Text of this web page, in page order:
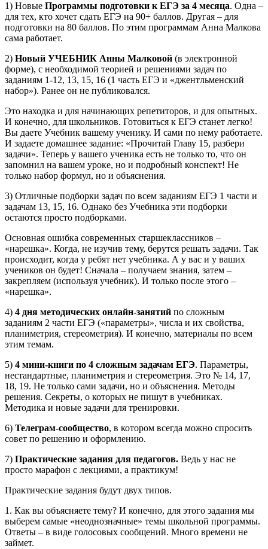
1) Новые Программы подготовки к ЕГЭ за 4 месяца. Одна –
для тех, кто хочет сдать ЕГЭ на 90+ баллов. Другая – для
подготовки на 80 баллов. По этим программам Анна Малкова
сама работает.
2) Новый УЧЕБНИК Анны Малковой (в электронной
форме), с необходимой теорией и решениями задач по
заданиям 1-12, 13, 15, 16 (1 часть ЕГЭ и «джентльменский
набор»). Ранее он не публиковался.
Это находка и для начинающих репетиторов, и для опытных.
И конечно, для школьников. Готовиться к ЕГЭ станет легко!
Вы даете Учебник вашему ученику. И сами по нему работаете.
И задаете домашнее задание: «Прочитай Главу 15, разбери
задачи». Теперь у вашего ученика есть не только то, что он
запомнил на вашем уроке, но и подробный конспект! Не
только набор формул, но и объяснения.
3) Отличные подборки задач по всем заданиям ЕГЭ 1 части и
задачам 13, 15, 16. Однако без Учебника эти подборки
остаются просто подборками.
Основная ошибка современных старшеклассников –
«нарешка». Когда, не изучив тему, берутся решать задачи. Так
происходит, когда у ребят нет учебника. А у вас и у ваших
учеников он будет! Сначала – получаем знания, затем –
закрепляем (используя учебник). И только после этого –
«нарешка».
4) 4 дня методических онлайн-занятий по сложным
заданиям 2 части ЕГЭ («параметры», числа и их свойства,
планиметрия, стереометрия). И конечно, материалы по всем
этим темам.
5) 4 мини-книги по 4 сложным задачам ЕГЭ. Параметры,
нестандартные, планиметрия и стереометрия. Это № 14, 17,
18, 19. Не только сами задачи, но и объяснения. Методы
решения. Секреты, о которых не пишут в учебниках.
Методика и новые задачи для тренировки.
6) Телеграм-сообщество, в котором всегда можно спросить
совет по решению и оформлению.
7) Практические задания для педагогов. Ведь у нас не
просто марафон с лекциями, а практикум!
Практические задания будут двух типов.
1. Как вы объясняете тему? И конечно, для этого задания мы
выберем самые «неоднозначные» темы школьной программы.
Ответы – в виде голосовых сообщений. Много времени не
займет.